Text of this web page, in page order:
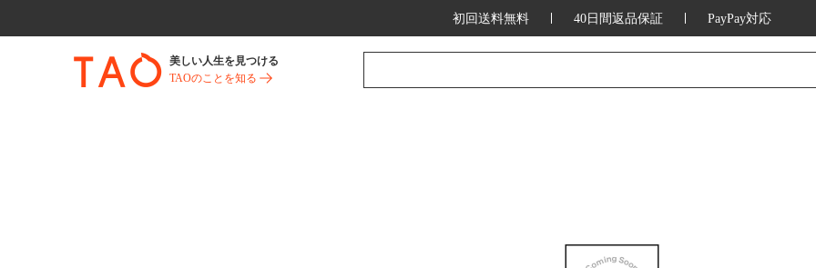
初回送料無料 40日間返品保証 PayPay対応
美しい人生を見つける
TAOのことを知る